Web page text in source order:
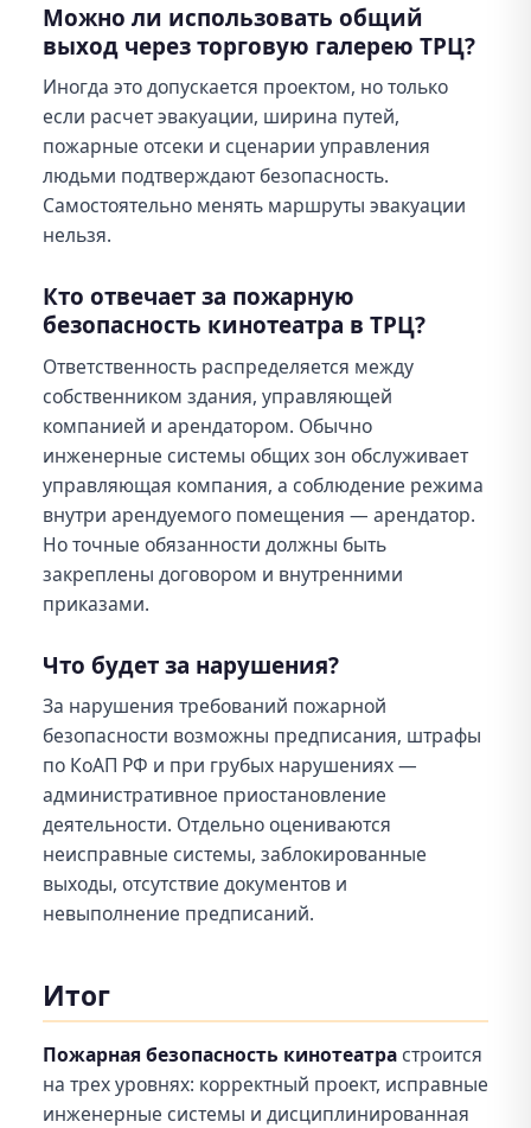
Можно ли использовать общий
выход через торговую галерею ТРЦ?
Иногда это допускается проектом, но только
если расчет эвакуации, ширина путей,
пожарные отсеки и сценарии управления
людьми подтверждают безопасность.
Самостоятельно менять маршруты эвакуации
нельзя.
Кто отвечает за пожарную
безопасность кинотеатра в ТРЦ?
Ответственность распределяется между
собственником здания, управляющей
компанией и арендатором. Обычно
инженерные системы общих зон обслуживает
управляющая компания, а соблюдение режима
внутри арендуемого помещения — арендатор.
Но точные обязанности должны быть
закреплены договором и внутренними
приказами.
Что будет за нарушения?
За нарушения требований пожарной
безопасности возможны предписания, штрафы
по КоАП РФ и при грубых нарушениях —
административное приостановление
деятельности. Отдельно оцениваются
неисправные системы, заблокированные
выходы, отсутствие документов и
невыполнение предписаний.
Итог
Пожарная безопасность кинотеатрастроится
на трех уровнях: корректный проект, исправные
инженерные системы и дисциплинированная